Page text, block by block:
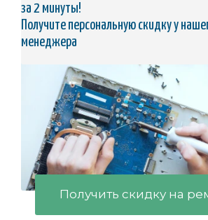
за 2 минуты!
Получите персональную скидку у
менеджера
Получить скидку на